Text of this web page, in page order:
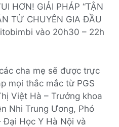
HƠN! GIẢI PHÁP “TẬN
TỪ CHUYÊN GIA ĐẦU
vào 20h30 – 22h
cha mẹ sẽ được trực
mọi thắc mắc từ PGS
Việt Hà – Trưởng khoa
Nhi Trung Ương, Phó
Đại Học Y Hà Nội và